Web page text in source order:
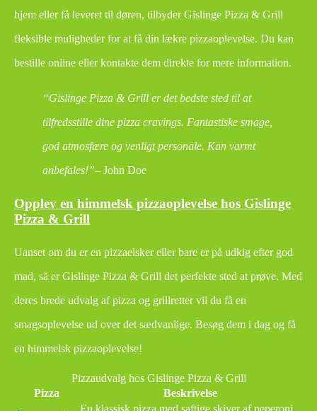
hjem eller få leveret til døren, tilbyder Gislinge Pizza & Grill
fleksible muligheder for at få din lækre pizzaoplevelse. Du kan
bestille online eller kontakte dem direkte for mere information.
“Gislinge Pizza & Grill er det bedste sted til at
tilfredsstille dine pizza cravings. Fantastiske smage,
god atmosfære og venligt personale. Kan varmt
anbefales!”– John Doe
Opplev en himmelsk pizzaoplevelse hos Gislinge
Pizza & Grill
Uanset om du er en pizzaelsker eller bare er på udkig efter god
mad, så er Gislinge Pizza & Grill det perfekte sted at prøve. Med
deres brede udvalg af pizza og grillretter vil du få en
smagsoplevelse ud over det sædvanlige. Besøg dem i dag og få
en himmelsk pizzaoplevelse!
Pizzaudvalg hos Gislinge Pizza & Grill
Pizza
Beskrivelse
En klassisk pizza med saftige skiver af peperoni